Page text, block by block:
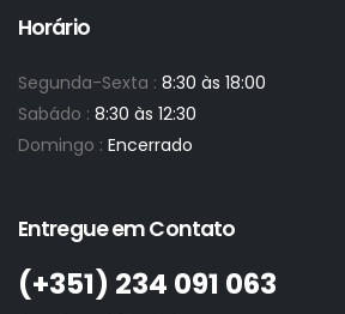
Horário
Segunda-Sexta : 8:30 às 18:00
Sabádo : 8:30 às 12:30
Domingo : Encerrado
Entregue em Contato
(+351)­ 234 091 063